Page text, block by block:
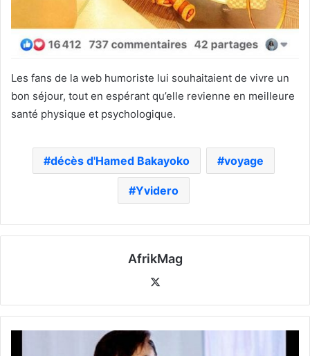
Les fans de la web humoriste lui souhaitaient de vivre un
bon séjour, tout en espérant qu’elle revienne en meilleure
santé physique et psychologique.
décès d'Hamed Bakayoko voyage
Yvidero
AfrikMag